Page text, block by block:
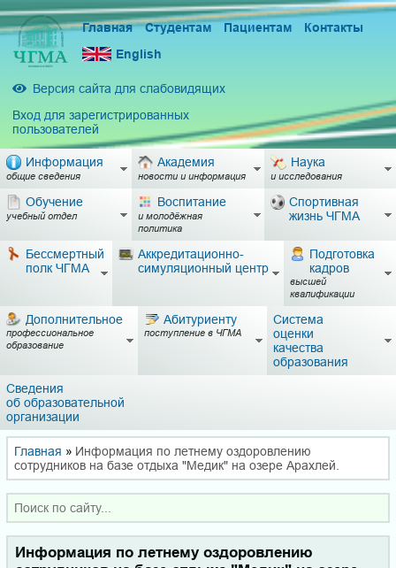
Главная Студентам Пациентам
Контакты
English
Версия сайта для слабовидящих
Вход для зарегистрированных
пользователей
Информация
общие сведения
Академия
новости и информация
Наука
и исследования
Обучение
учебный отдел
Воспитание
и молодёжная
политика
Спортивная
жизнь ЧГМА
Бессмертный
полк ЧГМА
Аккредитационно-
симуляционный центр
Подготовка
кадров
высшей
квалификации
Дополнительное
профессиональное
образование
Абитуриенту
поступление в ЧГМА
Система
оценки
качества
образования
Сведения
об образовательной
организации
Главная » Информация по летнему оздоровлению
сотрудников на базе отдыха "Медик" на озере Арахлей.
Информация по летнему оздоровлению